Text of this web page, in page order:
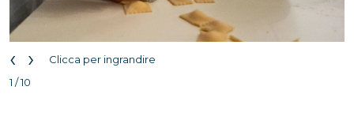
‹ ›
Clicca per ingrandire
1 / 10